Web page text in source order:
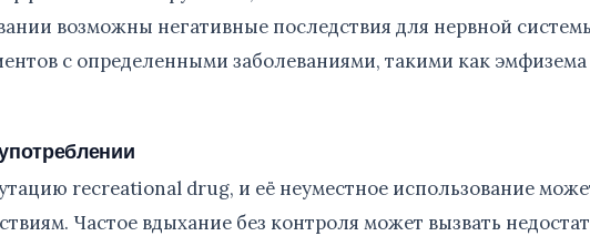
возможны негативные последствия для нервной
с определенными заболеваниями, такими как
recreational drug, и её неуместное использование
Частое вдыхание без контроля может вызвать